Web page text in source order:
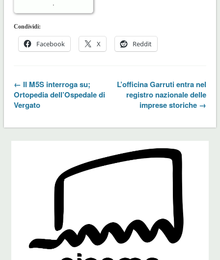
.
Condividi:
Facebook X Reddit
← Il M5S interroga su;
Ortopedia dell’Ospedale di
Vergato
L’officina Garruti entra nel
registro nazionale delle
imprese storiche →